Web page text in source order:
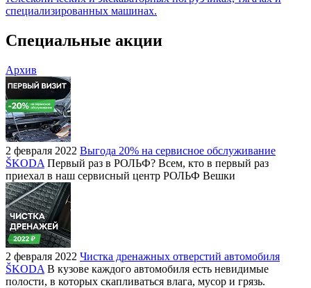
специализированных машинах.
Специальные акции
Архив
2 февраля 2022 Выгода 20% на сервисное обслуживание
ŠKODA Первый раз в РОЛЬФ? Всем, кто в первый раз
приехал в наш сервисный центр РОЛЬФ Вешки
2 февраля 2022 Чистка дренажных отверстий автомобиля
ŠKODA В кузове каждого автомобиля есть невидимые
полости, в которых скапливаться влага, мусор и грязь.